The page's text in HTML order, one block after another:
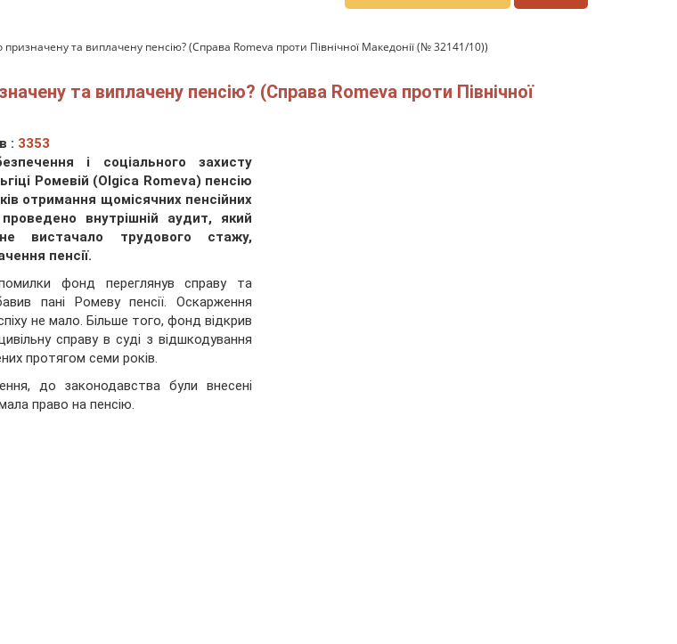
та виплачену пенсію? (Справа Romeva проти Північної Македонії (№ 32141/10))
та виплачену пенсію? (Справа Romeva проти Північної
: 3353
і соціального захисту
Ромевій (Olgica Romeva) пенсію
отримання щомісячних пенсійних
внутрішній аудит, який
вистачало трудового стажу,
пенсії.
фонд переглянув справу та
пані Ромеву пенсії. Оскарження
не мало. Більше того, фонд відкрив
справу в суді з відшкодування
протягом семи років.
до законодавства були внесені
право на пенсію.